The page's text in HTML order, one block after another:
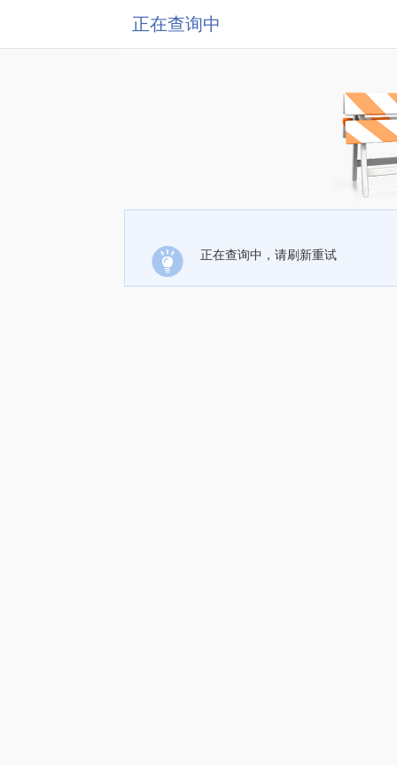
正在查询中
正在查询中，请刷新重试